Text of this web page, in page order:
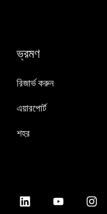
ভ্রমণ
রিজার্ভ করুন
এয়ারপোর্ট
শহর